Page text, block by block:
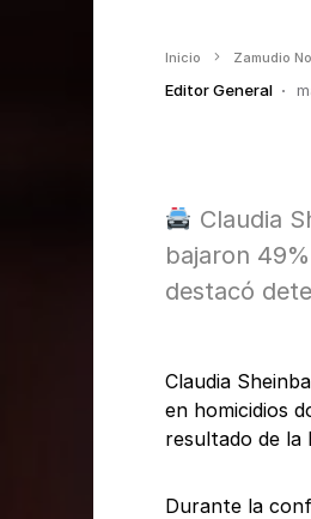
Inicio Zamudio
Editor General
Claudia
bajaron
destacó
Claudia
en homicidios
resultado de la
Durante la